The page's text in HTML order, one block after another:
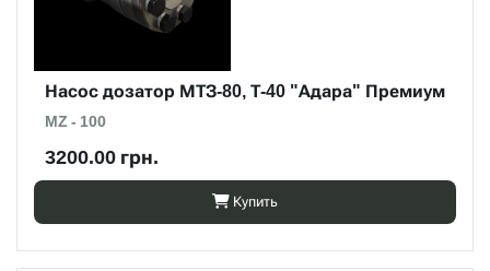
Насос дозатор МТЗ-80, Т-40 "Адара" Премиум
MZ - 100
3200.00 грн.
Купить